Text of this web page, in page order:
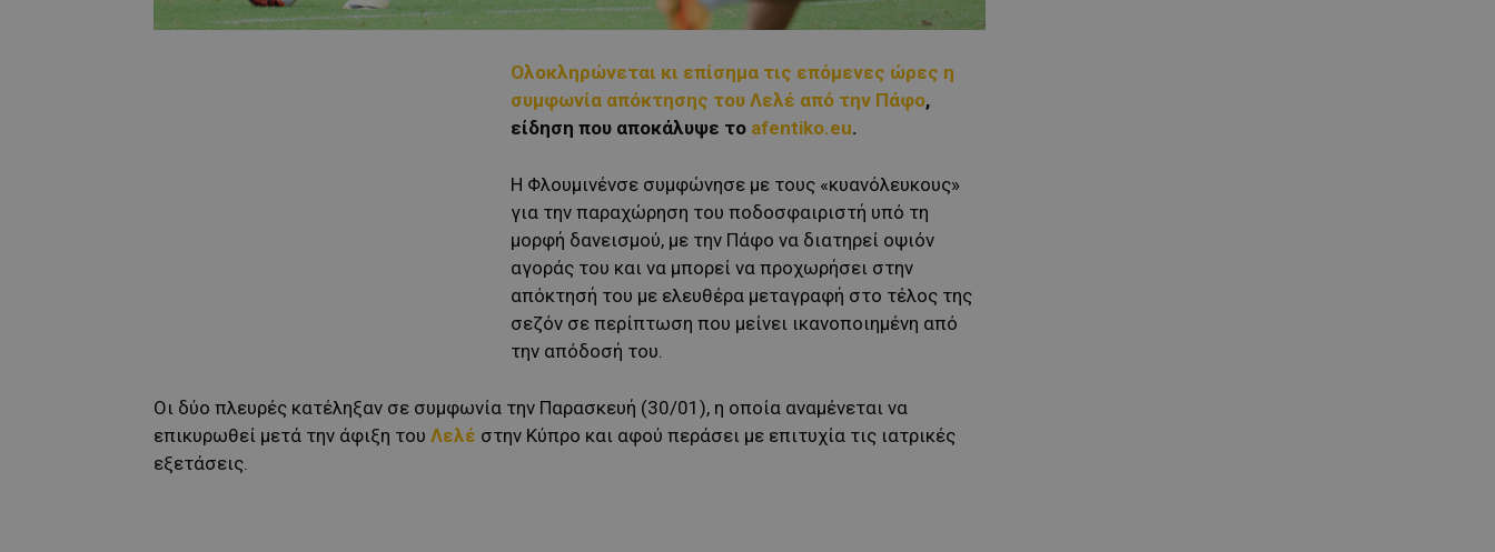
Ολοκληρώνεται κι επίσημα τις επόμενες ώρες η
συμφωνία απόκτησης του Λελέ από την Πάφο,
είδηση που αποκάλυψε το afentiko.eu.
Η Φλουμινένσε συμφώνησε με τους «κυανόλευκους»
για την παραχώρηση του ποδοσφαιριστή υπό τη
μορφή δανεισμού, με την Πάφο να διατηρεί οψιόν
αγοράς του και να μπορεί να προχωρήσει στην
απόκτησή του με ελευθέρα μεταγραφή στο τέλος της
σεζόν σε περίπτωση που μείνει ικανοποιημένη από
την απόδοσή του.
Οι δύο πλευρές κατέληξαν σε συμφωνία την Παρασκευή (30/01), η οποία αναμένεται να
επικυρωθεί μετά την άφιξη του Λελέ στην Κύπρο και αφού περάσει με επιτυχία τις ιατρικές
εξετάσεις.